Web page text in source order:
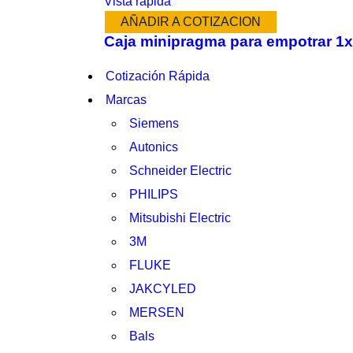
AÑADIR A COTIZACION
Caja minipragma para empotrar
Cotización Rápida
Marcas
Siemens
Autonics
Schneider Electric
PHILIPS
Mitsubishi Electric
3M
FLUKE
JAKCYLED
MERSEN
Bals